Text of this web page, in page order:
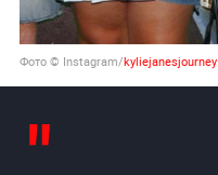
Фото © Instagram/kyliejanesjourney